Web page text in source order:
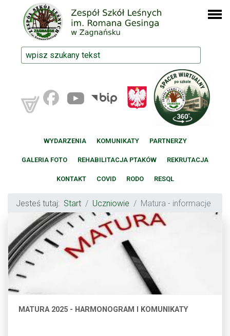
WYDARZENIA KOMUNIKATY PARTNERZY
GALERIA FOTO REHABILITACJA PTAKÓW REKRUTACJA
KONTAKT COVID RODO RESQL
Jesteś tutaj: Start Uczniowie Matura - informacje
MATURA 2025 - HARMONOGRAM I KOMUNIKATY